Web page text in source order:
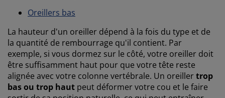
Oreillers bas
La hauteur d'un oreiller dépend à la fois du type et de
la quantité de rembourrage qu'il contient. Par
exemple, si vous dormez sur le côté, votre oreiller doit
être suffisamment haut pour que votre tête reste
alignée avec votre colonne vertébrale. Un oreillertrop
bas ou trop haut peut déformer votre cou et le faire